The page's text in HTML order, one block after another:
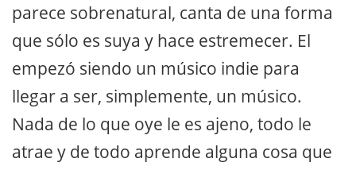
parece sobrenatural, canta de una forma
que sólo es suya y hace estremecer. El
empezó siendo un músico indie para
llegar a ser, simplemente, un músico.
Nada de lo que oye le es ajeno, todo le
atrae y de todo aprende alguna cosa que